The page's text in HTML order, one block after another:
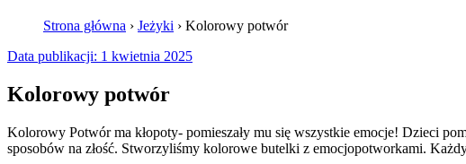
Strona główna › Jeżyki › Kolorowy potwór
Data publikacji: 1 kwietnia 2025
Kolorowy potwór
Kolorowy Potwór ma kłopoty- pomieszały mu się wszystkie emocje! Dzieci
sposobów na złość. Stworzyliśmy kolorowe butelki z emocjopotworkami.